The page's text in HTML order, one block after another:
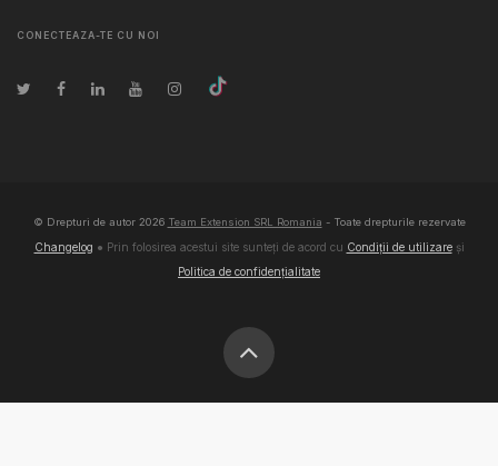
CONECTEAZA-TE CU NOI
© Drepturi de autor 2026 Team Extension SRL Romania - Toate drepturile rezervate
Changelog ● Prin folosirea acestui site sunteți de acord cu Condiții de utilizareși
Politica de confidențialitate